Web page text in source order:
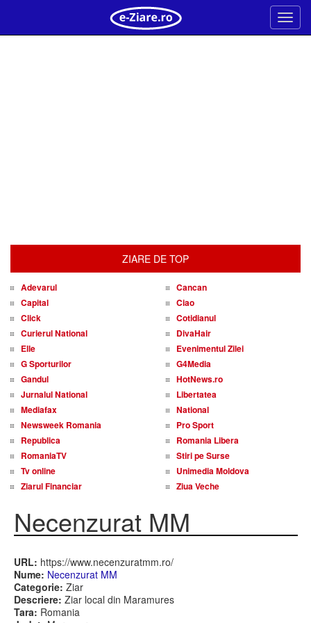
Meniu
ZIARE DE TOP
Adevarul
Cancan
Capital
Ciao
Click
Cotidianul
Curierul National
DivaHair
Elle
Evenimentul Zilei
G Sporturilor
G4Media
Gandul
HotNews.ro
Jurnalul National
Libertatea
Mediafax
National
Newsweek Romania
Pro Sport
Republica
Romania Libera
RomaniaTV
Stiri pe Surse
Tv online
Unimedia Moldova
Ziarul Financiar
Ziua Veche
Necenzurat MM
URL: https://www.necenzuratmm.ro/
Nume: Necenzurat MM
Categorie: Ziar
Descriere: Ziar local din Maramures
Tara: Romania